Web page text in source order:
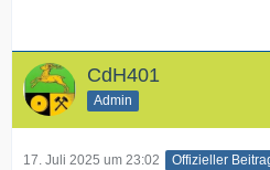
CdH401
Admin
17. Juli 2025 um 23:02 Offizieller